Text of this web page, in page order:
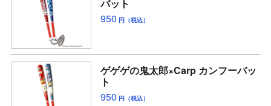
バット
950 円（税込）
ゲゲゲの鬼太郎×Carp カンフーバッ
ト
950 円（税込）